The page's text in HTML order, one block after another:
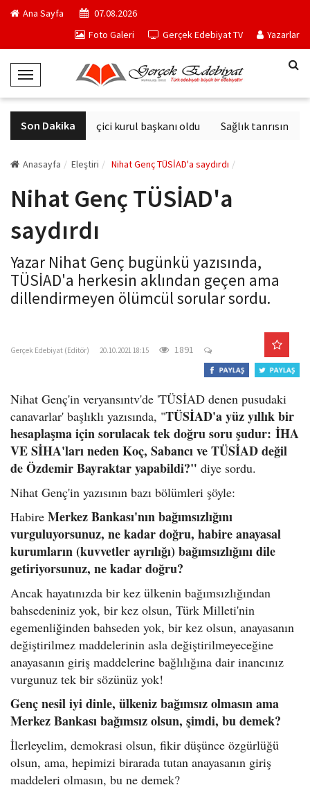
Ana Sayfa
07.08.2026
Foto Galeri
Gerçek Edebiyat TV Yazarlar
T
o
g
g
e
a
i
a
t
i
Son Dakika
Derviş Zaim seçici kurul başkanı oldu Sağlık tanrısının
Anasayfa Eleştiri Nihat Genç TÜSİAD'a saydırdı
Nihat Genç TÜSİAD'a
saydırdı
Yazar Nihat Genç bugünkü yazısında,
TÜSİAD'a herkesin aklından geçen ama
dillendirmeyen ölümcül sorular sordu.
Gerçek Edebiyat (Editör) 20.10.2021 18:15 1891
Nihat Genç'in veryansıntv'de 'TÜSİAD denen pusudaki
canavarlar' başlıklı yazısında, "TÜSİAD'a yüz yıllık bir
hesaplaşma için sorulacak tek doğru soru şudur: İHA
VE SİHA'ları neden Koç, Sabancı ve TÜSİAD değil
de Özdemir Bayraktar yapabildi?" diye sordu.
Nihat Genç'in yazısının bazı bölümleri şöyle:
Habire Merkez Bankası'nın bağımsızlığını
vurguluyorsunuz, ne kadar doğru, habire anayasal
kurumların (kuvvetler ayrılığı) bağımsızlığını dile
getiriyorsunuz, ne kadar doğru?
Ancak hayatınızda bir kez ülkenin bağımsızlığından
bahsedeniniz yok, bir kez olsun, Türk Milleti'nin
egemenliğinden bahseden yok, bir kez olsun, anayasanın
değiştirilmez maddelerinin asla değiştirilmeyeceğine
anayasanın giriş maddelerine bağlılığına dair inancınız
vurgunuz tek bir sözünüz yok!
Genç nesil iyi dinle, ülkeniz bağımsız olmasın ama
Merkez Bankası bağımsız olsun, şimdi, bu demek?
İlerleyelim, demokrasi olsun, fikir düşünce özgürlüğü
olsun, ama, hepimizi birarada tutan anayasanın giriş
maddeleri olmasın, bu ne demek?